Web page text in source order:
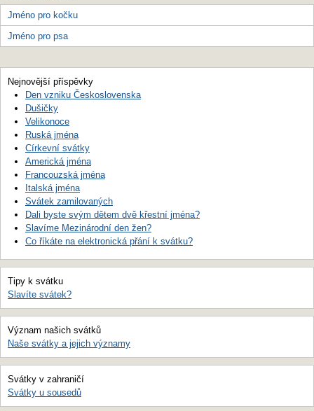
Jméno pro kočku
Jméno pro psa
Nejnovější příspěvky
Den vzniku Československa
Dušičky
Velikonoce
Ruská jména
Církevní svátky
Americká jména
Francouzská jména
Italská jména
Svátek zamilovaných
Dali byste svým dětem dvě křestní jména?
Slavíme Mezinárodní den žen?
Co říkáte na elektronická přání k svátku?
Tipy k svátku
Slavíte svátek?
Význam našich svátků
Naše svátky a jejich významy
Svátky v zahraničí
Svátky u sousedů